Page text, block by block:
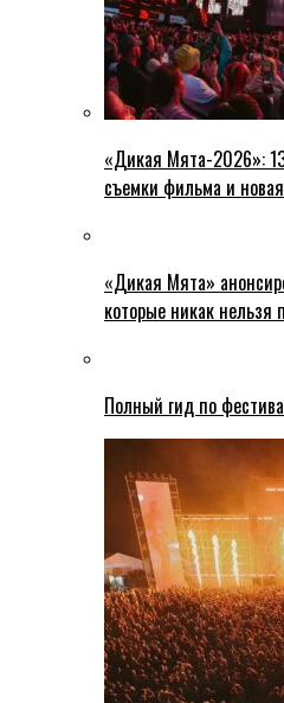
«Дикая Мята-2026»:
съемки фильма и
«Дикая Мята»
которые никак нельзя
Полный гид по